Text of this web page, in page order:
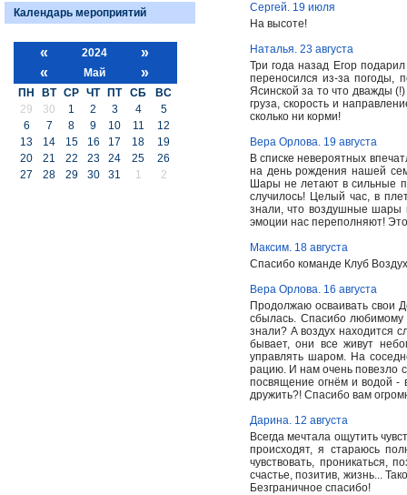
Календарь мероприятий
« 2024
»
«
Май »
ПН ВТ СР ЧТ ПТ СБ
ВС
29
30 1 2 3 4
5
6
7 8 9 10 11
12
13
14 15 16 17 18
19
20
21 22 23 24 25
26
27
28 29 30 31 1 2
Сергей. 19 июля
На высоте!
Наталья. 23 августа
Три года назад Егор
переносился из-за погоды,
Ясинской за то что дважды
груза, скорость и
сколько ни корми!
Вера Орлова. 19 августа
В списке невероятных
на день рождения нашей
Шары не летают в сильные
случилось! Целый час, в
знали, что воздушные шары
эмоции нас переполняют!
Максим. 18 августа
Спасибо команде Клуб
Вера Орлова. 16 августа
Продолжаю осваивать свои
сбылась. Спасибо
знали? А воздух находится
бывает, они все живут
управлять шаром. На
рацию. И нам очень повезло
посвящение огнём и водой -
дружить?! Спасибо вам
Дарина. 12 августа
Всегда мечтала ощутить
происходят, я стараюсь
чувствовать, проникаться,
счастье, позитив, жизнь...
Безграничное спасибо!